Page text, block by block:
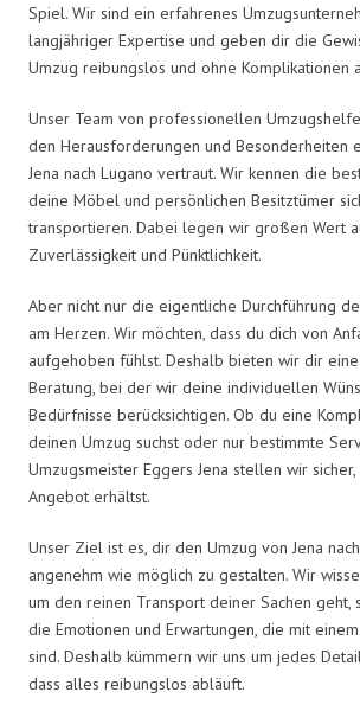
Spiel. Wir sind ein erfahrenes
langjähriger Expertise und geben dir die
Umzug reibungslos und ohne Komplikationen
Unser Team von professionellen
den Herausforderungen und Besonderheiten
Jena nach Lugano vertraut. Wir kennen die
deine Möbel und persönlichen Besitztümer
transportieren. Dabei legen wir großen Wert
Zuverlässigkeit und Pünktlichkeit.
Aber nicht nur die eigentliche Durchführung
am Herzen. Wir möchten, dass du dich von
aufgehoben fühlst. Deshalb bieten wir dir
Beratung, bei der wir deine individuellen
Bedürfnisse berücksichtigen. Ob du eine
deinen Umzug suchst oder nur bestimmte
Umzugsmeister Eggers Jena stellen wir
Angebot erhältst.
Unser Ziel ist es, dir den Umzug von Jena
angenehm wie möglich zu gestalten. Wir
um den reinen Transport deiner Sachen geht,
die Emotionen und Erwartungen, die mit
sind. Deshalb kümmern wir uns um jedes
dass alles reibungslos abläuft.